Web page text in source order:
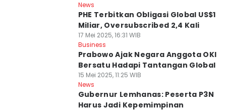
News
PHE Terbitkan Obligasi Global US$1
Miliar, Oversubscribed 2,4 Kali
17 Mei 2025, 16:31 WIB
Business
Prabowo Ajak Negara Anggota OKI
Bersatu Hadapi Tantangan Global
15 Mei 2025, 11:25 WIB
News
Gubernur Lemhanas: Peserta P3N
Harus Jadi Kepemimpinan